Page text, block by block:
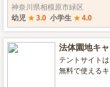
■設備 売店,デ
レ シャワーあり（７月
びができる,釣りがで
機材レンタル,
神奈川県相模原市緑区
幼児 ★ 3.0 小学生 ★ 4.0
法体園地キ
テントサイト
無料で使える